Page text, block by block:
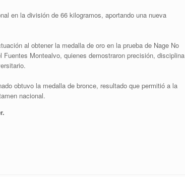
en la división de 66 kilogramos, aportando una nueva
al obtener la medalla de oro en la prueba de Nage No
Montealvo, quienes demostraron precisión, disciplina
obtuvo la medalla de bronce, resultado que permitió a la
nacional.